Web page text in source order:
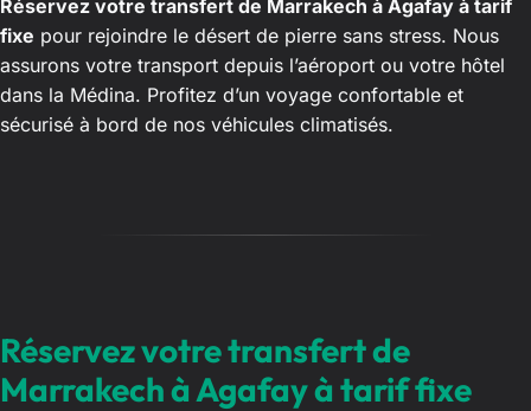
Réservez votre transfert de Marrakech à Agafay à tarif
fixe pour rejoindre le désert de pierre sans stress. Nous
assurons votre transport depuis l’aéroport ou votre hôtel
dans la Médina. Profitez d’un voyage confortable et
sécurisé à bord de nos véhicules climatisés.
Réservez votre transfert de
Marrakech à Agafay à tarif fixe